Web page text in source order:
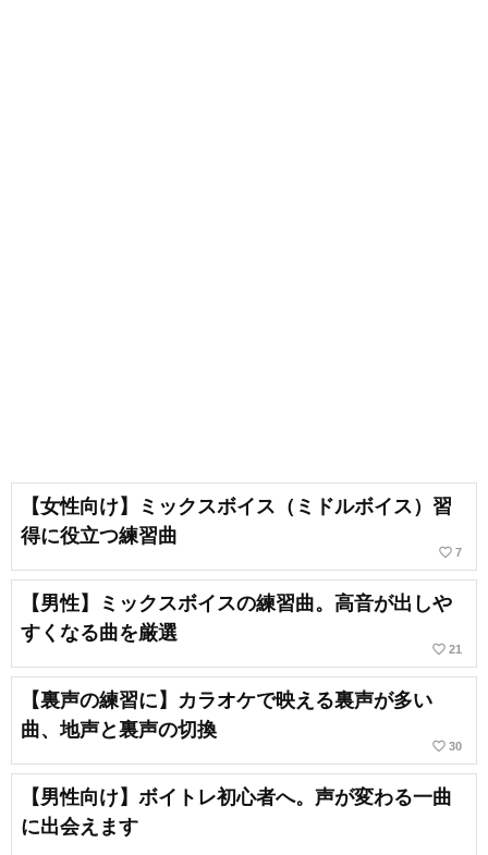
【女性向け】ミックスボイス（ミドルボイス）習
得に役立つ練習曲
favorite_border 7
【男性】ミックスボイスの練習曲。高音が出しや
すくなる曲を厳選
favorite_border 21
【裏声の練習に】カラオケで映える裏声が多い
曲、地声と裏声の切換
favorite_border 30
【男性向け】ボイトレ初心者へ。声が変わる一曲
に出会えます